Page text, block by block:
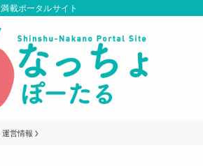
載ポータルサイト
運営情報